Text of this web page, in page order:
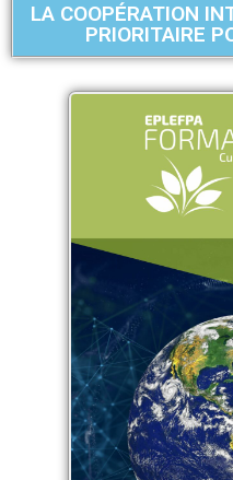
LA COOPÉRATION
PRIORITAIRE